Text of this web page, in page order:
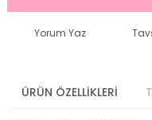
Yorum Yaz
ÜRÜN ÖZELLİKLERİ